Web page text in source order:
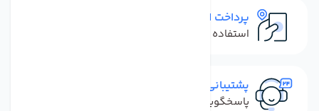
پرداخت امن
استفاده از روش‌های پرداخت امن
پشتیبانی سریع
پاسخگویی سریع به تماس‌ها و پیام‌ها